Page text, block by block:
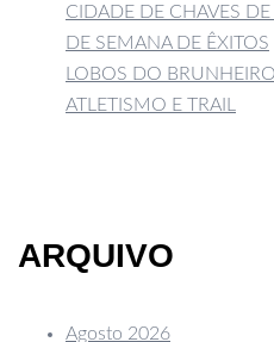
CIDADE DE CHAVES
DE SEMANA DE ÊXITOS
LOBOS DO
ATLETISMO E TRAIL
ARQUIVO
Agosto 2026